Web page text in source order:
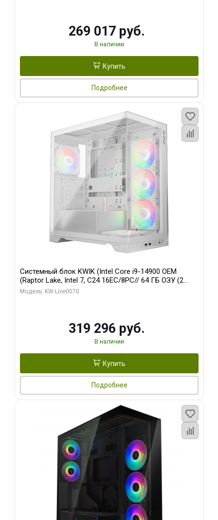
269 017 руб.
В наличии
Купить
Подробнее
Системный блок KWIK (Intel Core i9-14900 OEM
(Raptor Lake, Intel 7, C24 16EC/8PC// 64 ГБ ОЗУ (2
модуля)/ Gigabyte RTX5080 XTREME WATERFORCE
Модель: KW-Live0070
319 296 руб.
В наличии
Купить
Подробнее